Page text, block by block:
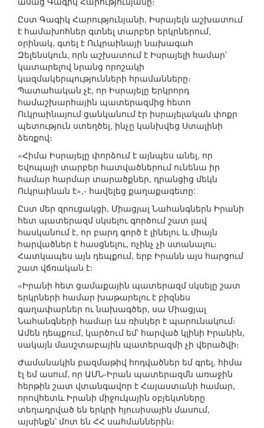
Ըստ Գագիկ Հարությունյանի, Իսրայելն աշխատում
է համախոհներ գտնել տարբեր երկրներում,
օրինակ, գտել է Ուկրաինայի նախագահ
Զելենսկուն, որն աշխատում է Իսրայելի համար՝
կատարելով նրանց որոշակի
կազմակերպությունների հրամանները։
Պատահական չէ, որ Իսրայելը Երկրորդ
համաշխարհային պատերազմից հետո
Ուկրաինայում ցանկանում էր իսրայելական փոքր
պետություն ստեղծել, ինչը կանխվեց Ստալինի
ձեռքով։
«Հիմա Իսրայելը փորձում է այնպես անել, որ
Եվոպայի տարբեր հատվածներում ունենա իր
համար հարմար տարածքներ, դրանցից մեկն
Ուկրաինան է»,- հավելեց քաղաքագետը:
Ըստ մեր զրուցակցի, Միացյալ Նահանգներն Իրանի
հետ պատերազմ սկսելու գործում շատ լավ
հասկանում է, որ բարդ գործ է լինելու և միայն
հարվածներ է հասցնելու, ոչինչ չի ստանալու։
Հատկապես այն դեպքում, երբ Իրանն այս հարցում
շատ վճռական է։
«Իրանի հետ ցամաքային պատերազմ սկսելը շատ
երկրների համար խաթարելու է բիզնես
գաղափարներ ու նախագծեր, սա Միացյալ
Նահանգների համար ևս ռիսկեր է պարունակում։
Ամեն դեպքում, կարծում եմ՝ հարված կլինի Իրանին,
սակայն մասշտաբային պատերազմի չի վերածվի։
Ժամանակին բազմաթիվ հոդվածներ եմ գրել, հիմա
էլ եմ ասում, որ ԱՄՆ-Իրան պատերազմն առաջին
հերթին շատ վտանգավոր է Հայաստանի համար,
որովհետև Իրանի միջուկային օբյեկտները
տեղադրված են երկրի հյուսիսային մասում,
այսինքն՝ մոտ են ՀՀ սահմաններին։